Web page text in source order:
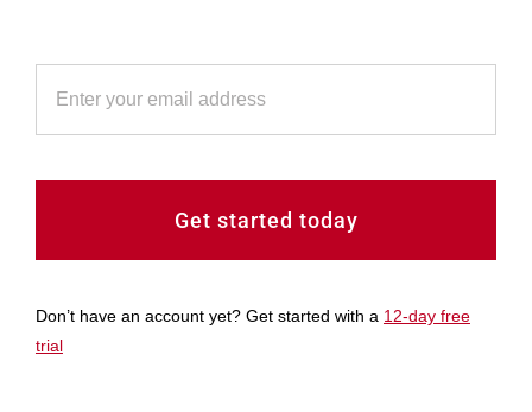
Get started today
Don’t have an account yet? Get started with a 12-day free
trial